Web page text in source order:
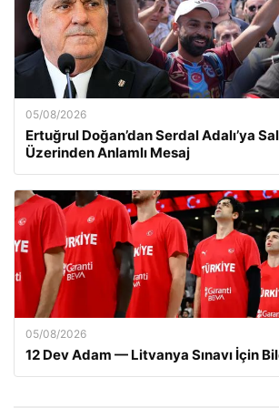
05/08/2026
Ertuğrul Doğan’dan Serdal Adalı’ya
Üzerinden Anlamlı Mesaj
05/08/2026
12 Dev Adam — Litvanya Sınavı İçin